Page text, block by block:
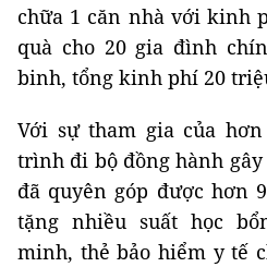
chữa 1 căn nhà với kinh
quà cho 20 gia đình
binh, tổng kinh phí 20
Với sự tham gia của
trình đi bộ đồng hành
đã quyên góp được hơn
tặng nhiều suất học
minh, thẻ bảo hiểm y tế